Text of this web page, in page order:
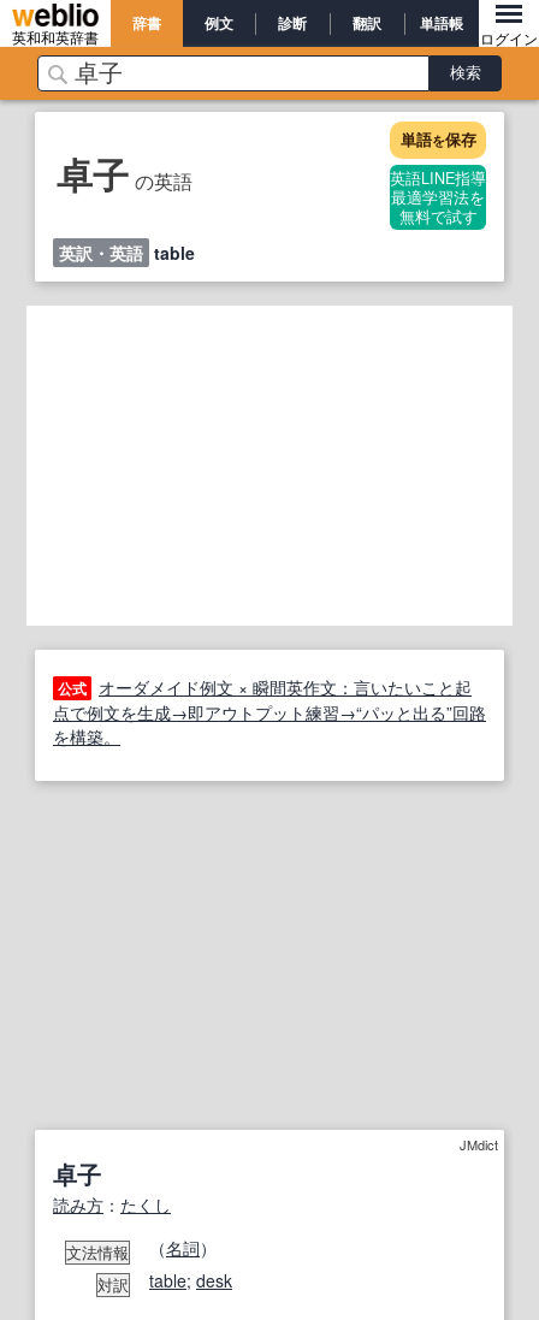
英和和英辞書
辞書 例文 診断 翻訳 単語帳
ログイン
卓子 の英語
単語を保存
英語LINE指導
最適学習法を
無料で試す
英訳・英語 table
公式
オーダメイド例文 × 瞬間英作文：言いたいこと起
点で例文を生成→即アウトプット練習→“パッと出る”回路
を構築。
JMdict
卓子
読み方 ： たくし
文法情報 （名詞）
対訳 table; desk